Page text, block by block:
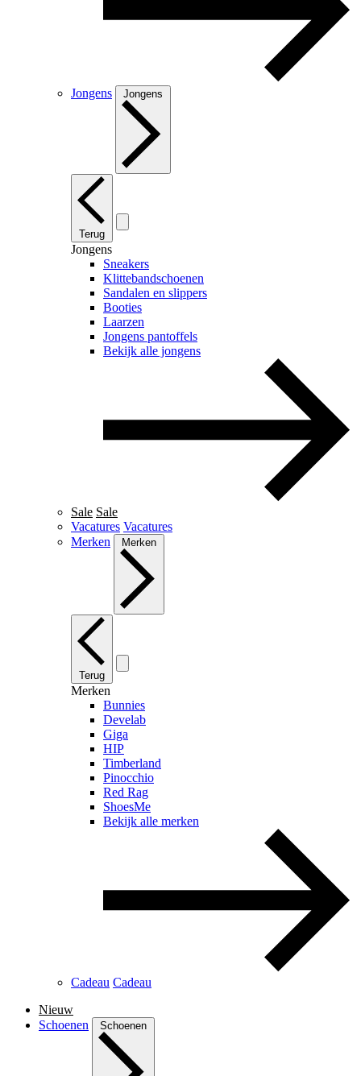
Jongens Jongens
Terug
Jongens
Sneakers
Klittebandschoenen
Sandalen en slippers
Booties
Laarzen
Jongens pantoffels
Bekijk alle jongens
Sale Sale
Vacatures Vacatures
Merken
Merken
Terug
Merken
Bunnies
Develab
Giga
HIP
Timberland
Pinocchio
Red Rag
ShoesMe
Bekijk alle merken
Cadeau Cadeau
Nieuw
Schoenen
Schoenen